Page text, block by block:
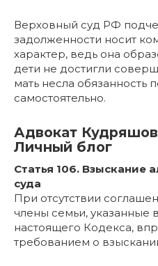
Верховный суд РФ
задолженности носит
характер, ведь она
дети не достигли
мать несла обязанность
самостоятельно.
Адвокат
Личный блог
Статья 106. Взыскание
суда
При отсутствии
члены семьи, указанные
настоящего Кодекса,
требованием о